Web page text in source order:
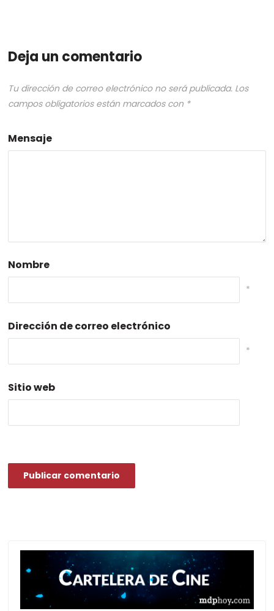
Deja un comentario
Tu dirección de correo electrónico no será publicada. Los
campos obligatorios están marcados con *
Mensaje
Nombre
*
Dirección de correo electrónico
*
Sitio web